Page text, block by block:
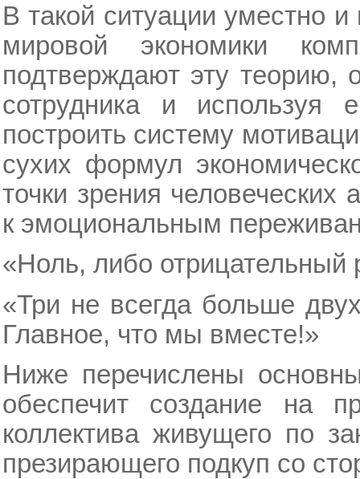
В такой ситуации уместно
мировой экономики
подтверждают эту теорию,
сотрудника и используя
построить систему
сухих формул
точки зрения человеческих
к эмоциональным
«Ноль, либо отрицательный
«Три не всегда больше
Главное, что мы вместе!»
Ниже перечислены
обеспечит создание на
коллектива живущего по
презирающего подкуп со